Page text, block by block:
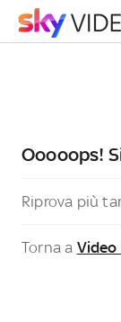
Ooooops!
Riprova più
Torna a Video